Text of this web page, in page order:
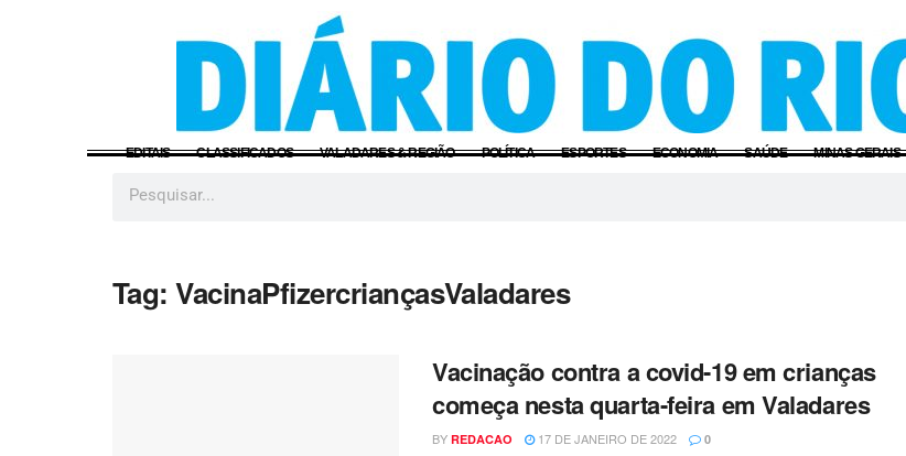
EDITAIS CLASSIFICADOS VALADARES & REGIÃO POLÍTICA ESPORTES ECONOMIA SAÚDE MINAS GERAIS
Tag:VacinaPfizercriançasValadares
Vacinação contra a covid-19 em crianças
começa nesta quarta-feira em Valadares
BY REDACAO 17 DE JANEIRO DE 2022 0